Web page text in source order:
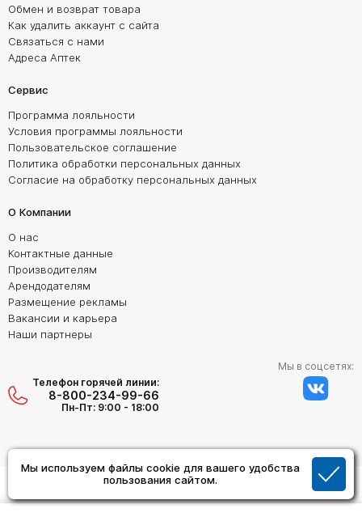
Мы используем файлы cookie для вашего удобства
пользования сайтом.
Обмен и возврат товара
Как удалить аккаунт с сайта
Связаться с нами
Адреса Аптек
Сервис
Программа лояльности
Условия программы лояльности
Пользовательское соглашение
Политика обработки персональных данных
Согласие на обработку персональных данных
О Компании
О нас
Контактные данные
Производителям
Арендодателям
Размещение рекламы
Вакансии и карьера
Наши партнеры
Телефон горячей линии:
8-800-234-99-66
Пн-Пт: 9:00 - 18:00
Мы в соцсетях: